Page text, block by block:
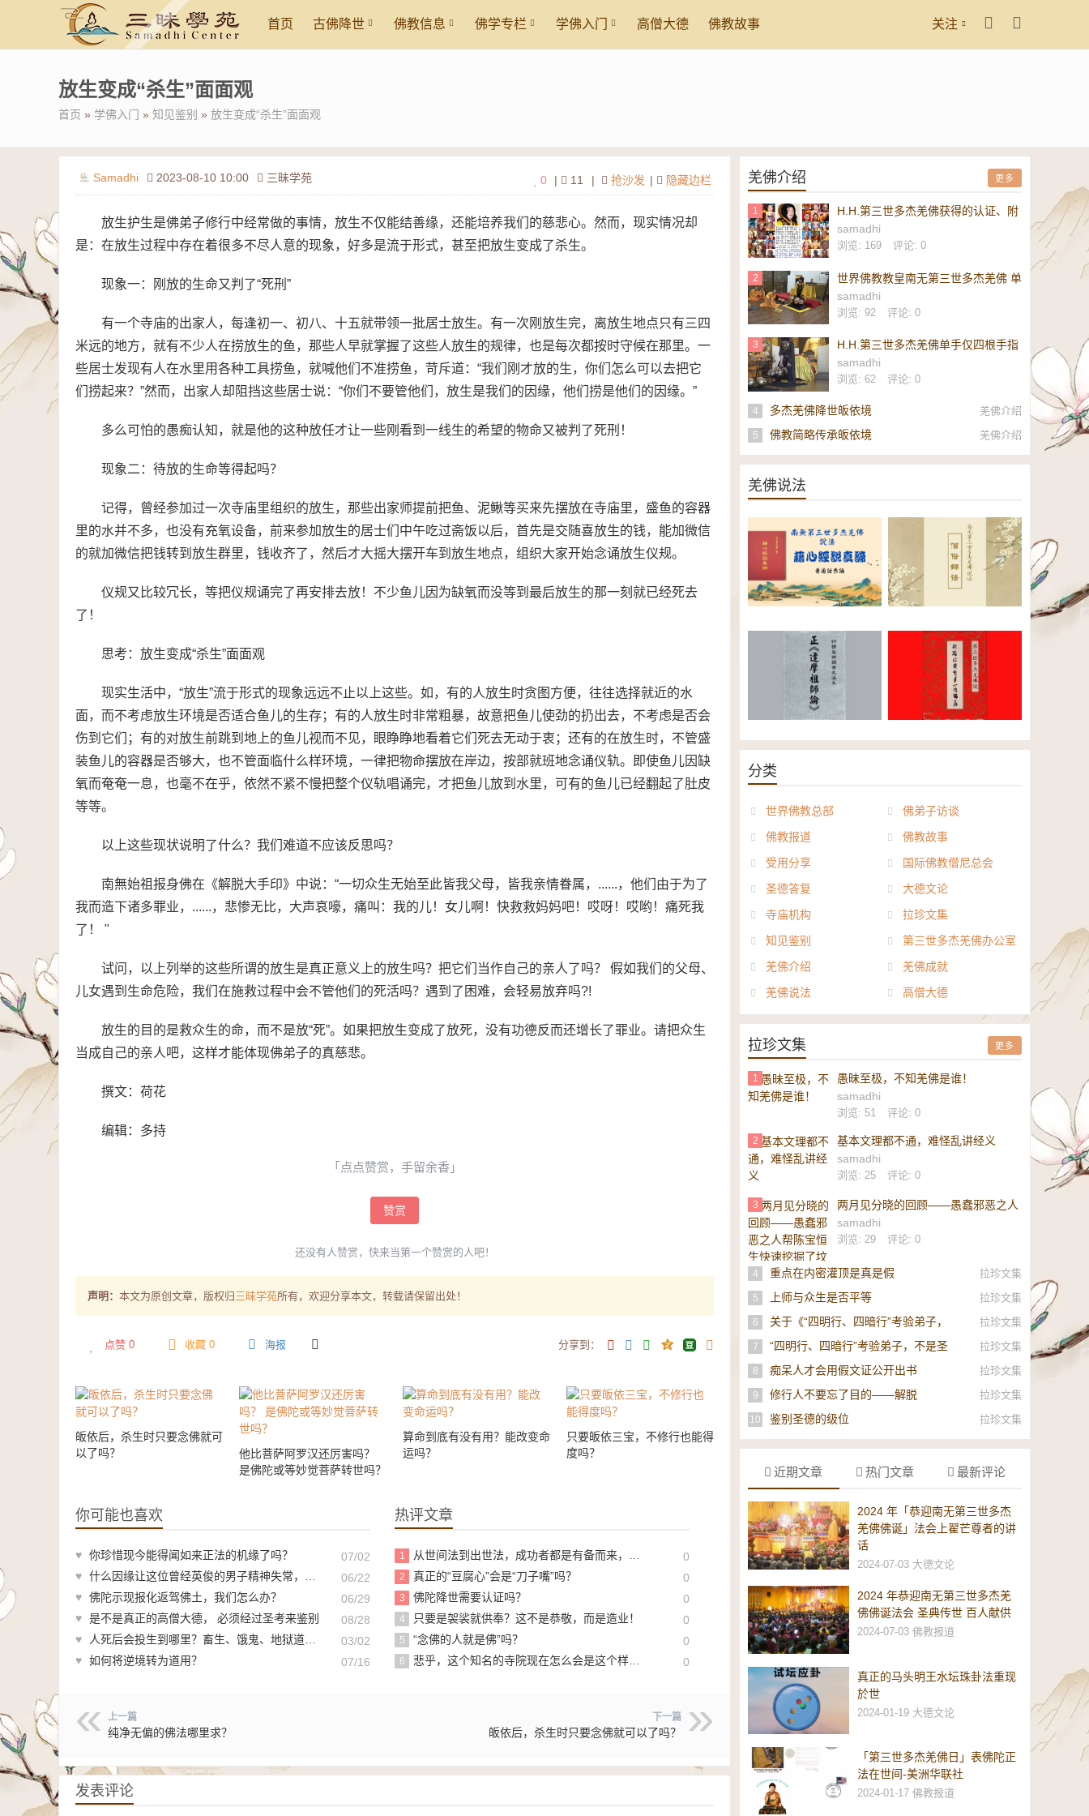
关注
首页 古佛降世 佛教信息 佛学专栏 学佛入门 高僧大德 佛教故事
放生变成“杀生”面面观
首页 » 学佛入门 » 知见鉴别 » 放生变成“杀生”面面观
Samadhi 2023-08-10 10:00 三昧学苑 | 隐藏边栏
| 抢沙发
| 11
0
放生护生是佛弟子修行中经常做的事情，放生不仅能结善缘，还能培养我们的慈悲心。然而，现实情况却
是：在放生过程中存在着很多不尽人意的现象，好多是流于形式，甚至把放生变成了杀生。
现象一：刚放的生命又判了“死刑”
有一个寺庙的出家人，每逢初一、初八、十五就带领一批居士放生。有一次刚放生完，离放生地点只有三四
米远的地方，就有不少人在捞放生的鱼，那些人早就掌握了这些人放生的规律，也是每次都按时守候在那里。一
些居士发现有人在水里用各种工具捞鱼，就喊他们不准捞鱼，苛斥道：“我们刚才放的生，你们怎么可以去把它
们捞起来？”然而，出家人却阻挡这些居士说：“你们不要管他们，放生是我们的因缘，他们捞是他们的因缘。”
多么可怕的愚痴认知，就是他的这种放任才让一些刚看到一线生的希望的物命又被判了死刑！
现象二：待放的生命等得起吗？
记得，曾经参加过一次寺庙里组织的放生，那些出家师提前把鱼、泥鳅等买来先摆放在寺庙里，盛鱼的容器
里的水并不多，也没有充氧设备，前来参加放生的居士们中午吃过斋饭以后，首先是交随喜放生的钱，能加微信
的就加微信把钱转到放生群里，钱收齐了，然后才大摇大摆开车到放生地点，组织大家开始念诵放生仪规。
仪规又比较冗长，等把仪规诵完了再安排去放！不少鱼儿因为缺氧而没等到最后放生的那一刻就已经死去
了！
思考：放生变成“杀生”面面观
现实生活中，“放生”流于形式的现象远远不止以上这些。如，有的人放生时贪图方便，往往选择就近的水
面，而不考虑放生环境是否适合鱼儿的生存；有的人放生时非常粗暴，故意把鱼儿使劲的扔出去，不考虑是否会
伤到它们；有的对放生前跳到地上的鱼儿视而不见，眼睁睁地看着它们死去无动于衷；还有的在放生时，不管盛
装鱼儿的容器是否够大，也不管面临什么样环境，一律把物命摆放在岸边，按部就班地念诵仪轨。即使鱼儿因缺
氧而奄奄一息，也毫不在乎，依然不紧不慢把整个仪轨唱诵完，才把鱼儿放到水里，可有的鱼儿已经翻起了肚皮
等等。
以上这些现状说明了什么？我们难道不应该反思吗？
南無始祖报身佛在《解脱大手印》中说：“一切众生无始至此皆我父母，皆我亲情眷属，......，他们由于为了
我而造下诸多罪业，......，悲惨无比，大声哀嚎，痛叫：我的儿！女儿啊！快救救妈妈吧！哎呀！哎哟！痛死我
了！ "
试问，以上列举的这些所谓的放生是真正意义上的放生吗？把它们当作自己的亲人了吗？ 假如我们的父母、
儿女遇到生命危险，我们在施救过程中会不管他们的死活吗？遇到了困难，会轻易放弃吗?!
放生的目的是救众生的命，而不是放“死”。如果把放生变成了放死，没有功德反而还增长了罪业。请把众生
当成自己的亲人吧，这样才能体现佛弟子的真慈悲。
撰文：荷花
编辑：多持
「点点赞赏，手留余香」
赞赏
还没有人赞赏，快来当第一个赞赏的人吧！
声明： 本文为原创文章，版权归 三昧学苑所有，欢迎分享本文，转载请保留出处！
点赞 0 收藏 0 海报 分享到：
皈依后，杀生时只要念佛就可
以了吗？
他比菩萨阿罗汉还厉害吗？
是佛陀或等妙觉菩萨转世吗？
算命到底有没有用？能改变命
运吗？
只要皈依三宝，不修行也能得
度吗？
你可能也喜欢
♥ 你珍惜现今能得闻如来正法的机缘了吗？
07/02
♥ 什么因缘让这位曾经英俊的男子精神失常，沦为乞丐？
06/22
♥ 佛陀示现报化返驾佛土，我们怎么办？
06/29
♥ 是不是真正的高僧大德， 必须经过圣考来鉴别
08/28
♥
人死后会投生到哪里？畜生、饿鬼、地狱道众生有多么凄惨？
03/02
♥ 如何将逆境转为道用？ 07/16
热评文章
1 从世间法到出世法，成功者都是有备而来，我们做好准备了吗？ 0
2 真正的“豆腐心”会是“刀子嘴”吗？ 0
3 佛陀降世需要认证吗？ 0
4 只要是袈裟就供奉？这不是恭敬，而是造业！ 0
5 “念佛的人就是佛”吗？ 0
6 悲乎，这个知名的寺院现在怎么会是这个样子啊？！ 0
上一篇
纯净无偏的佛法哪里求？
下一篇
皈依后，杀生时只要念佛就可以了吗？
发表评论
更多
羌佛介绍
1
H.H.第三世多杰羌佛获得的认证、附
议、恭贺
samadhi
浏览: 169 评论: 0
2
世界佛教教皇南无第三世多杰羌佛 单
手勾提 437.2 磅金刚杵-维加斯新闻
报
samadhi
浏览: 92 评论: 0
3
H.H.第三世多杰羌佛单手仅四根手指
勾起 437.2 磅重的镇殿金刚杵-美新
社
samadhi
浏览: 62 评论: 0
4 多杰羌佛降世皈依境 羌佛介绍
5 佛教简略传承皈依境 羌佛介绍
羌佛说法
真谛》普通话恭诵（全）电子书
辩语
分类
世界佛教总部
佛弟子访谈
佛教报道
佛教故事
受用分享
国际佛教僧尼总会
圣德答复
大德文论
寺庙机构
拉珍文集
知见鉴别
第三世多杰羌佛办公室
羌佛介绍
羌佛成就
羌佛说法
高僧大德
更多
拉珍文集
1
愚昧至极，不知羌佛是谁！
samadhi
浏览: 51 评论: 0
2
基本文理都不通，难怪乱讲经义
samadhi
浏览: 25 评论: 0
3
两月见分晓的回顾——愚蠢邪恶之人
帮陈宝恒生快速挖掘了坟墓
samadhi
浏览: 29 评论: 0
4 重点在内密灌顶是真是假 拉珍文集
5 上师与众生是否平等 拉珍文集
6
关于《“四明行、四暗行”考验弟子，
不是圣者，即是邪师》的补充
拉珍文集
7
“四明行、四暗行”考验弟子，不是圣
者，即是邪师！
拉珍文集
8 痴呆人才会用假文证公开出书 拉珍文集
9 修行人不要忘了目的——解脱 拉珍文集
10 鉴别圣德的级位 拉珍文集
近期文章 热门文章 最新评论
2024 年「恭迎南无第三世多杰
羌佛佛诞」法会上翟芒尊者的讲
话
2024-07-03 大德文论
2024 年恭迎南无第三世多杰羌
佛佛诞法会 圣典传世 百人献供
2024-07-03 佛教报道
真正的马头明王水坛珠卦法重现
於世
2024-01-19 大德文论
「第三世多杰羌佛日」表佛陀正
法在世间-美洲华联社
2024-01-17 佛教报道